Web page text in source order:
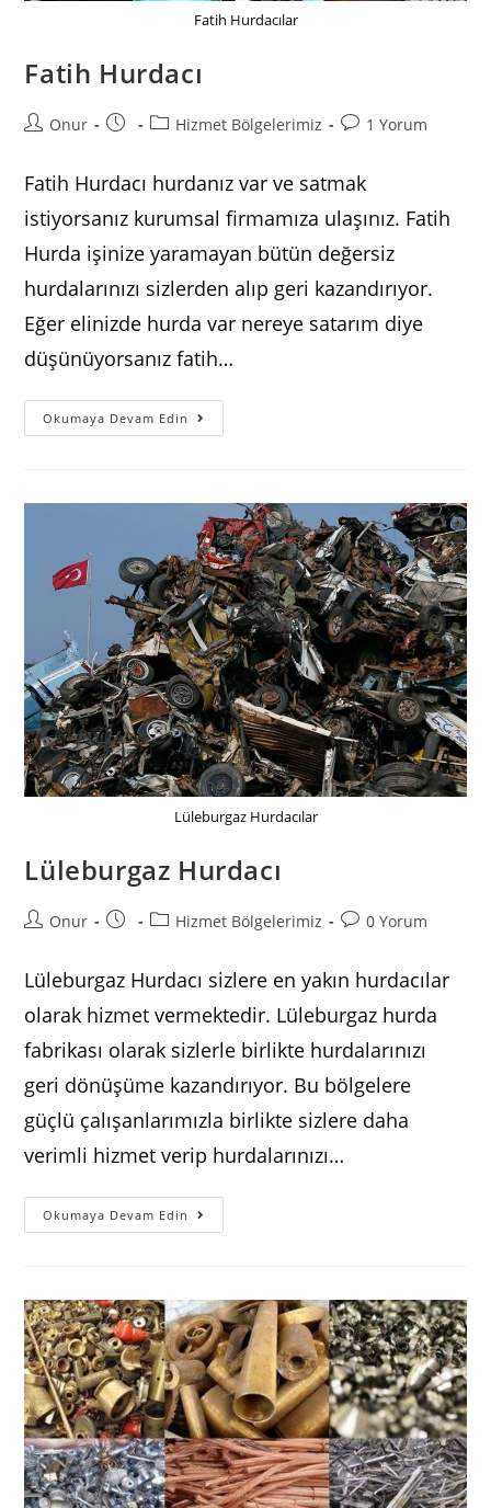
Fatih Hurdacılar
Fatih Hurdacı
PostOnur
Post
PostHizmet Bölgelerimiz
Post1 Yorum
Fatih Hurdacı hurdanız var ve satmak
istiyorsanız kurumsal firmamıza ulaşınız. Fatih
Hurda işinize yaramayan bütün değersiz
hurdalarınızı sizlerden alıp geri kazandırıyor.
Eğer elinizde hurda var nereye satarım diye
düşünüyorsanız fatih…
Okumaya Devam Edin Fatih
Hurdacı
Lüleburgaz Hurdacılar
Lüleburgaz Hurdacı
PostOnur
Post
PostHizmet Bölgelerimiz
Post0 Yorum
Lüleburgaz Hurdacı sizlere en yakın hurdacılar
olarak hizmet vermektedir. Lüleburgaz hurda
fabrikası olarak sizlerle birlikte hurdalarınızı
geri dönüşüme kazandırıyor. Bu bölgelere
güçlü çalışanlarımızla birlikte sizlere daha
verimli hizmet verip hurdalarınızı…
Okumaya Devam Edin Lüleburgaz
Hurdacı